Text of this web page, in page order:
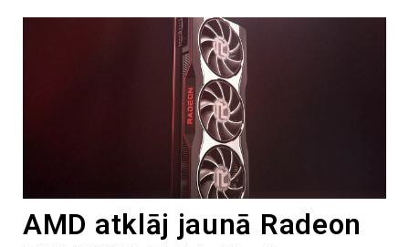
AMD atklāj jaunā Radeon